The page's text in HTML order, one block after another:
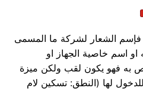
الشعار لشركة ما المسمى
اسم خاصية الجهاز او
به فهو يكون لقب ولكن ميزة
لها (النطق: تسكين لام